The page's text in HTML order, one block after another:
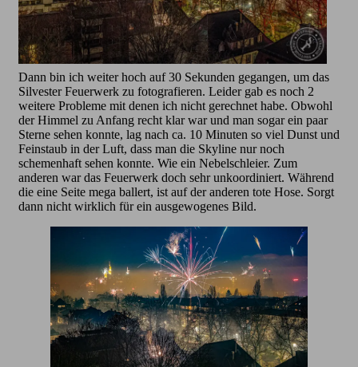
Dann bin ich weiter hoch auf 30 Sekunden gegangen, um das
Silvester Feuerwerk zu fotografieren. Leider gab es noch 2
weitere Probleme mit denen ich nicht gerechnet habe. Obwohl
der Himmel zu Anfang recht klar war und man sogar ein paar
Sterne sehen konnte, lag nach ca. 10 Minuten so viel Dunst und
Feinstaub in der Luft, dass man die Skyline nur noch
schemenhaft sehen konnte. Wie ein Nebelschleier. Zum
anderen war das Feuerwerk doch sehr unkoordiniert. Während
die eine Seite mega ballert, ist auf der anderen tote Hose. Sorgt
dann nicht wirklich für ein ausgewogenes Bild.